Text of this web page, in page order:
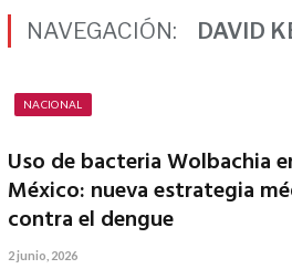
NAVEGACIÓN: DAVID
NACIONAL
Uso de bacteria Wolbachia
México: nueva estrategia
contra el dengue
2 junio, 2026